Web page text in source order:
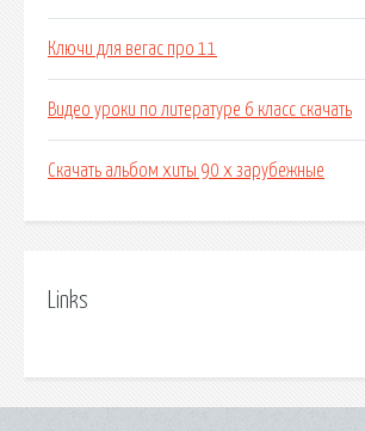
Ключи для вегас про 11
Видео уроки по литературе 6 класс скачать
Скачать альбом хиты 90 х зарубежные
Links